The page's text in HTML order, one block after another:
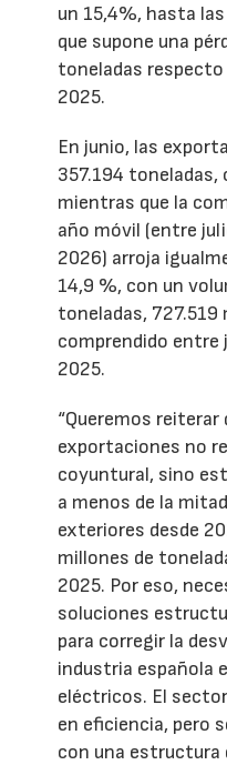
un 15,4%, hasta
que supone una
toneladas
2025.
En junio, las
357.194 toneladas,
mientras que la
año móvil (entre
2026) arroja
14,9 %, con un
toneladas, 727.519
comprendido entre
2025.
“Queremos reiterar
exportaciones no
coyuntural, sino
a menos de la
exteriores desde
millones de
2025. Por eso,
soluciones
para corregir la
industria española
eléctricos. El
en eficiencia, pero
con una estructura